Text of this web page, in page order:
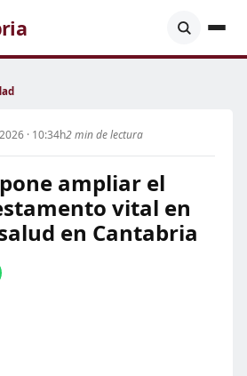
· 10:34h2 min de lectura
ampliar el
vital en
en Cantabria